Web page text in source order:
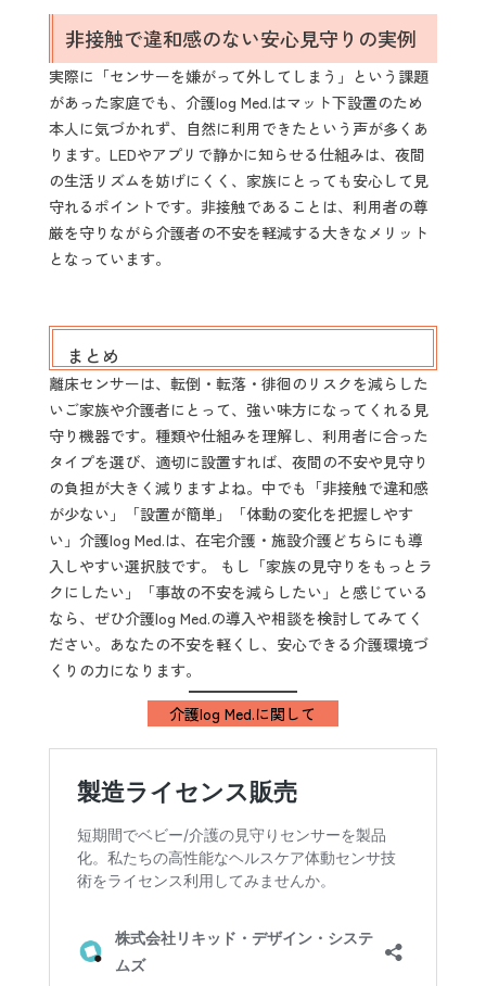
非接触で違和感のない安心見守りの実例
実際に「センサーを嫌がって外してしまう」という課題
があった家庭でも、介護log Med.はマット下設置のため
本人に気づかれず、自然に利用できたという声が多くあ
ります。LEDやアプリで静かに知らせる仕組みは、夜間
の生活リズムを妨げにくく、家族にとっても安心して見
守れるポイントです。非接触であることは、利用者の尊
厳を守りながら介護者の不安を軽減する大きなメリット
となっています。
まとめ
離床センサーは、転倒・転落・徘徊のリスクを減らした
いご家族や介護者にとって、強い味方になってくれる見
守り機器です。種類や仕組みを理解し、利用者に合った
タイプを選び、適切に設置すれば、夜間の不安や見守り
の負担が大きく減りますよね。中でも「非接触で違和感
が少ない」「設置が簡単」「体動の変化を把握しやす
い」介護log Med.は、在宅介護・施設介護どちらにも導
入しやすい選択肢です。 もし「家族の見守りをもっとラ
クにしたい」「事故の不安を減らしたい」と感じている
なら、ぜひ介護log Med.の導入や相談を検討してみてく
ださい。あなたの不安を軽くし、安心できる介護環境づ
くりの力になります。
介護log Med.に関して